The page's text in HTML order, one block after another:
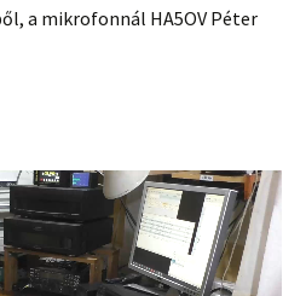
a mikrofonnál HA5OV Péter